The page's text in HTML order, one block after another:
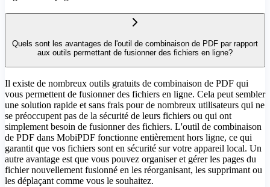
Quels sont les avantages de l'outil de combinaison de PDF par rapport
aux outils permettant de fusionner des fichiers en ligne?
Il existe de nombreux outils gratuits de combinaison de PDF qui
vous permettent de fusionner des fichiers en ligne. Cela peut sembler
une solution rapide et sans frais pour de nombreux utilisateurs qui ne
se préoccupent pas de la sécurité de leurs fichiers ou qui ont
simplement besoin de fusionner des fichiers. L'outil de combinaison
de PDF dans MobiPDF fonctionne entièrement hors ligne, ce qui
garantit que vos fichiers sont en sécurité sur votre appareil local. Un
autre avantage est que vous pouvez organiser et gérer les pages du
fichier nouvellement fusionné en les réorganisant, les supprimant ou
les déplaçant comme vous le souhaitez.